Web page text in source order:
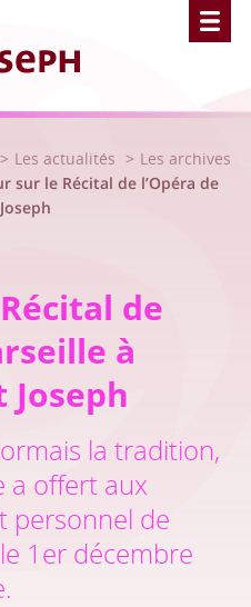
Joseph - Marseille
Les actualités
Les archives
sur le Récital de l’Opéra de
de
à
Joseph
la tradition,
a offert aux
personnel de
1er décembre